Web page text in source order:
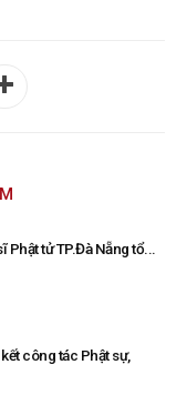
Phật tử TP.Đà Nẵng tổ...
công tác Phật sự,